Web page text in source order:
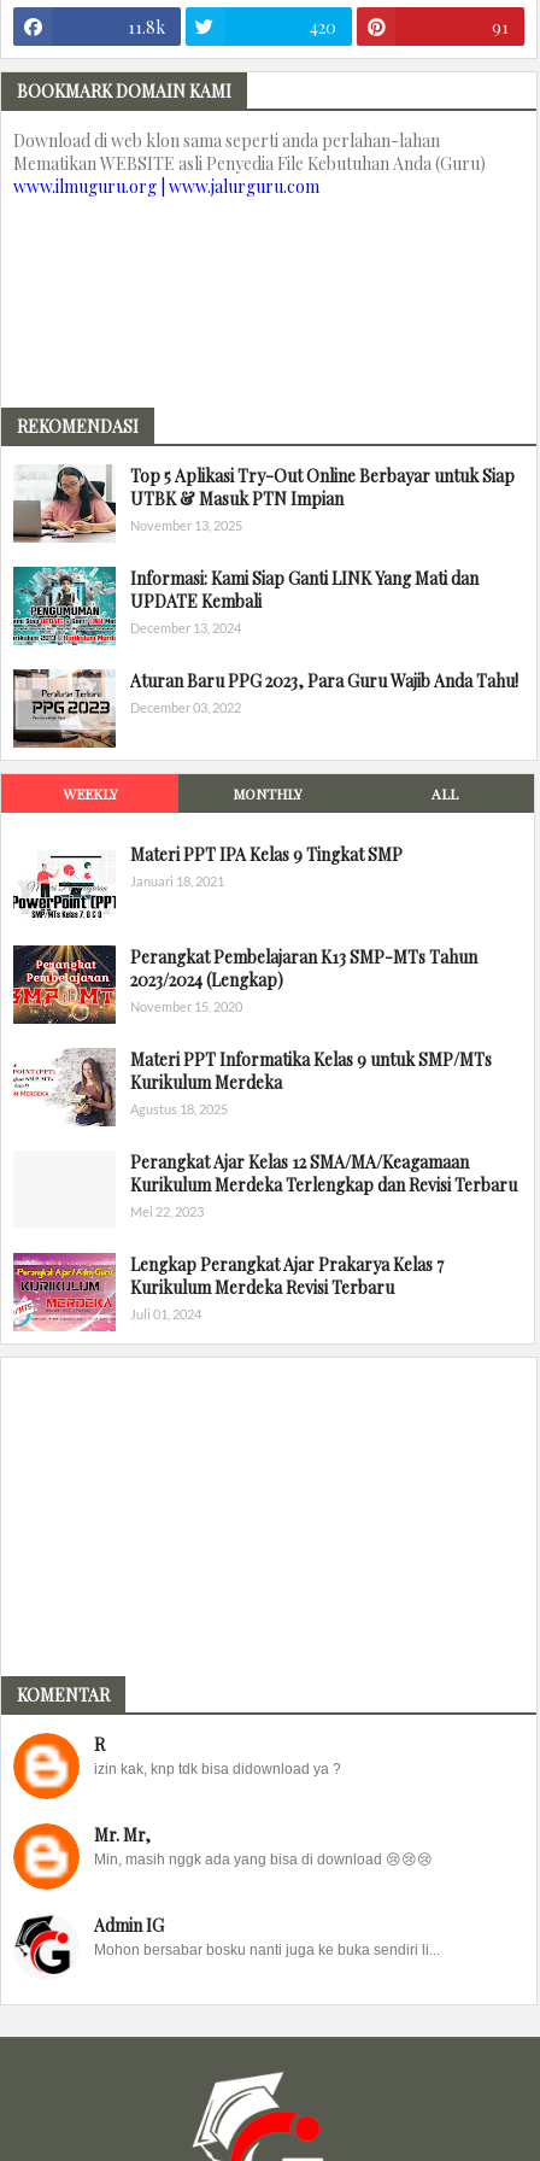
11.8k 420 91
BOOKMARK DOMAIN KAMI
Download di web klon sama seperti anda perlahan-lahan
Mematikan WEBSITE asli Penyedia File Kebutuhan Anda (Guru)
www.ilmuguru.org | www.jalurguru.com
REKOMENDASI
Top 5 Aplikasi Try-Out Online Berbayar untuk Siap
UTBK & Masuk PTN Impian
November 13, 2025
Informasi: Kami Siap Ganti LINK Yang Mati dan
UPDATE Kembali
December 13, 2024
Aturan Baru PPG 2023, Para Guru Wajib Anda Tahu!
December 03, 2022
WEEKLY MONTHLY ALL
Materi PPT IPA Kelas 9 Tingkat SMP
Januari 18, 2021
Perangkat Pembelajaran K13 SMP-MTs Tahun
2023/2024 (Lengkap)
November 15, 2020
Materi PPT Informatika Kelas 9 untuk SMP/MTs
Kurikulum Merdeka
Agustus 18, 2025
Perangkat Ajar Kelas 12 SMA/MA/Keagamaan
Kurikulum Merdeka Terlengkap dan Revisi Terbaru
Mei 22, 2023
Lengkap Perangkat Ajar Prakarya Kelas 7
Kurikulum Merdeka Revisi Terbaru
Juli 01, 2024
KOMENTAR
R
izin kak, knp tdk bisa didownload ya ?
Mr. Mr,
Min, masih nggk ada yang bisa di download 😢😢😢
Admin IG
Mohon bersabar bosku nanti juga ke buka sendiri li...